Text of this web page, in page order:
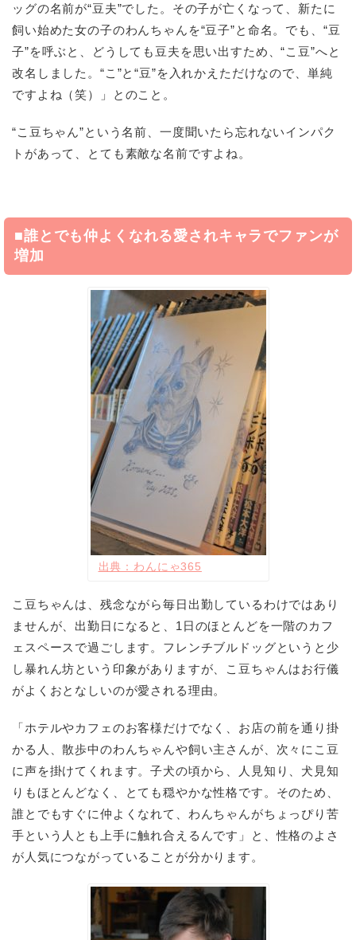
ッグの名前が“豆夫”でした。その子が亡くなって、新たに
飼い始めた女の子のわんちゃんを“豆子”と命名。でも、“豆
子”を呼ぶと、どうしても豆夫を思い出すため、“こ豆”へと
改名しました。“こ”と“豆”を入れかえただけなので、単純
ですよね（笑）」とのこと。
“こ豆ちゃん”という名前、一度聞いたら忘れないインパク
トがあって、とても素敵な名前ですよね。
■誰とでも仲よくなれる愛されキャラでファンが
増加
出典：わんにゃ365
こ豆ちゃんは、残念ながら毎日出勤しているわけではあり
ませんが、出勤日になると、1日のほとんどを一階のカフ
ェスペースで過ごします。フレンチブルドッグというと少
し暴れん坊という印象がありますが、こ豆ちゃんはお行儀
がよくおとなしいのが愛される理由。
「ホテルやカフェのお客様だけでなく、お店の前を通り掛
かる人、散歩中のわんちゃんや飼い主さんが、次々にこ豆
に声を掛けてくれます。子犬の頃から、人見知り、犬見知
りもほとんどなく、とても穏やかな性格です。そのため、
誰とでもすぐに仲よくなれて、わんちゃんがちょっぴり苦
手という人とも上手に触れ合えるんです」と、性格のよさ
が人気につながっていることが分かります。